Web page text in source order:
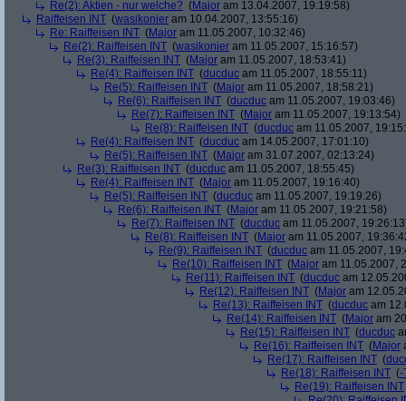
Re(2): Aktien - nur welche? (Major am 13.04.2007, 19:19:58)
Raiffeisen INT (wasikonier am 10.04.2007, 13:55:16)
Re: Raiffeisen INT (Major am 11.05.2007, 10:32:46)
Re(2): Raiffeisen INT (wasikonier am 11.05.2007, 15:16:57)
Re(3): Raiffeisen INT (Major am 11.05.2007, 18:53:41)
Re(4): Raiffeisen INT (ducduc am 11.05.2007, 18:55:11)
Re(5): Raiffeisen INT (Major am 11.05.2007, 18:58:21)
Re(6): Raiffeisen INT (ducduc am 11.05.2007, 19:03:46)
Re(7): Raiffeisen INT (Major am 11.05.2007, 19:13:54)
Re(8): Raiffeisen INT (ducduc am 11.05.2007,
Re(4): Raiffeisen INT (ducduc am 14.05.2007, 17:01:10)
Re(5): Raiffeisen INT (Major am 31.07.2007, 02:13:24)
Re(3): Raiffeisen INT (ducduc am 11.05.2007, 18:55:45)
Re(4): Raiffeisen INT (Major am 11.05.2007, 19:16:40)
Re(5): Raiffeisen INT (ducduc am 11.05.2007, 19:19:26)
Re(6): Raiffeisen INT (Major am 11.05.2007, 19:21:58)
Re(7): Raiffeisen INT (ducduc am 11.05.2007,
Re(8): Raiffeisen INT (Major am 11.05.2007,
Re(9): Raiffeisen INT (ducduc am 11.05.2007,
Re(10): Raiffeisen INT (Major am 11.05.2007,
Re(11): Raiffeisen INT (ducduc am
Re(12): Raiffeisen INT (Major am
Re(13): Raiffeisen INT (ducduc am
Re(14): Raiffeisen INT (Major am
Re(15): Raiffeisen INT (ducduc
Re(16): Raiffeisen INT (Major
Re(17): Raiffeisen INT (
Re(18): Raiffeisen INT (-
Re(19): Raiffeisen INT